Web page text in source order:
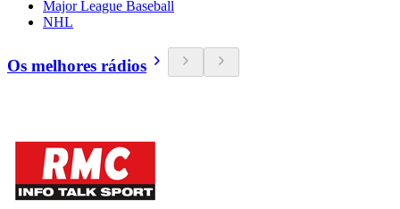
Major League Baseball
NHL
Os melhores rádios